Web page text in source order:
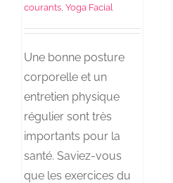
courants ,Yoga Facial
Une bonne posture
corporelle et un
entretien physique
régulier sont très
importants pour la
santé. Saviez-vous
que les exercices du